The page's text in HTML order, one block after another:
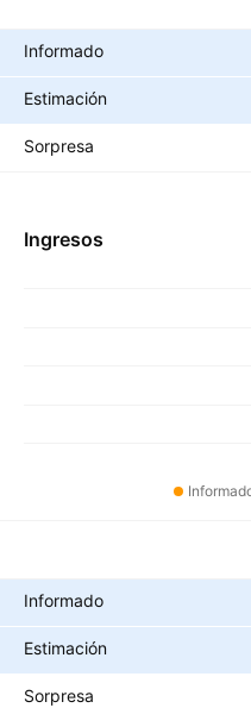
Informado
Estimación
Sorpresa
Ingresos
Informado
Estimación
Sorpresa